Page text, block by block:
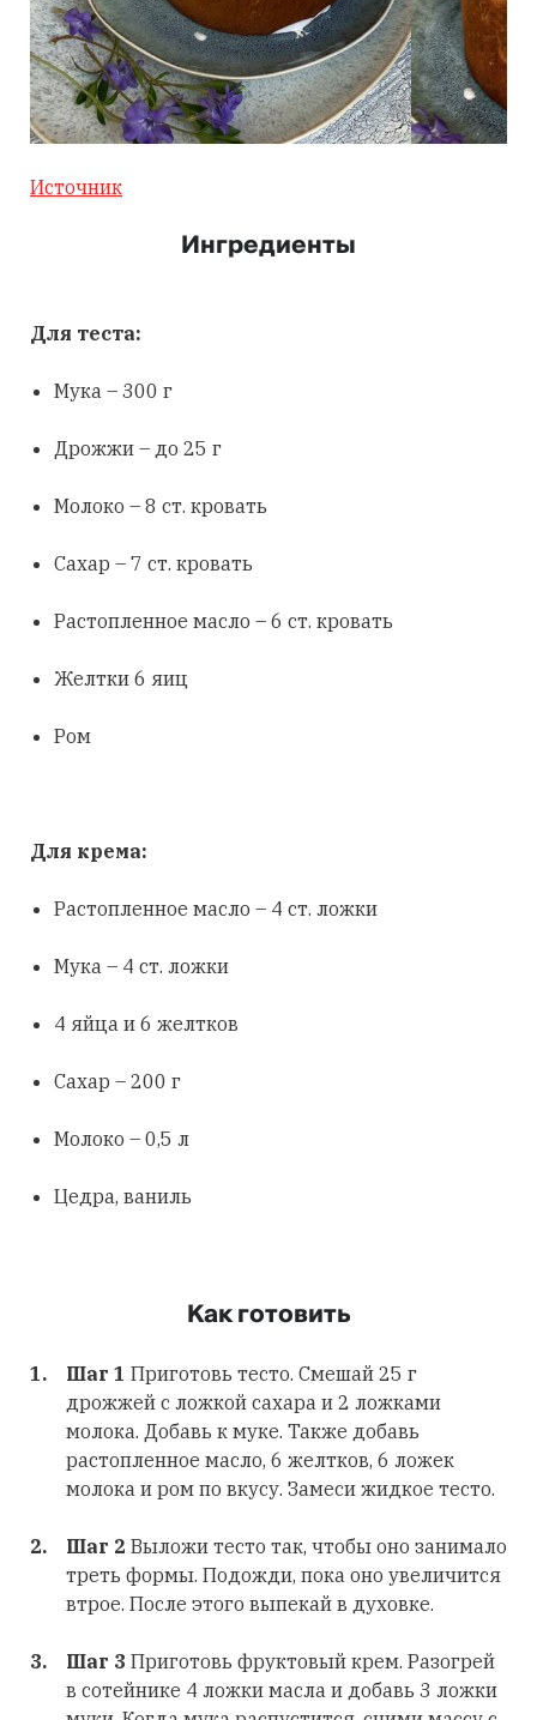
Источник
Ингредиенты
Для теста:
Мука – 300 г
Дрожжи – до 25 г
Молоко – 8 ст. кровать
Сахар – 7 ст. кровать
Растопленное масло – 6 ст. кровать
Желтки 6 яиц
Ром
Для крема:
Растопленное масло – 4 ст. ложки
Мука – 4 ст. ложки
4 яйца и 6 желтков
Сахар – 200 г
Молоко – 0,5 л
Цедра, ваниль
Как готовить
Шаг 1 Приготовь тесто. Смешай 25 г
дрожжей с ложкой сахара и 2 ложками
молока. Добавь к муке. Также добавь
растопленное масло, 6 желтков, 6 ложек
молока и ром по вкусу. Замеси жидкое тесто.
Шаг 2 Выложи тесто так, чтобы оно занимало
треть формы. Подожди, пока оно увеличится
втрое. После этого выпекай в духовке.
Шаг 3 Приготовь фруктовый крем. Разогрей
в сотейнике 4 ложки масла и добавь 3 ложки